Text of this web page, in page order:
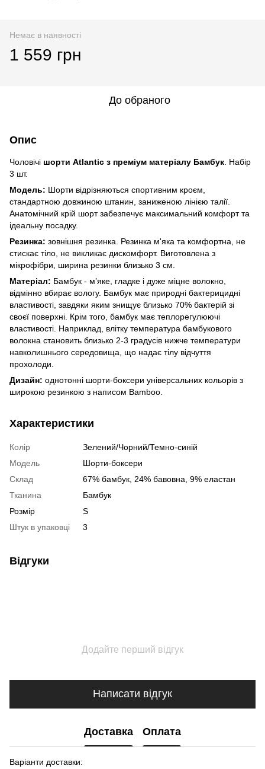
Немає в наявності
1 559 грн
До обраного
Опис
Чоловічі шорти Atlantic з преміум матеріалу Бамбук . Набір
3 шт.
Модель: Шорти відрізняються спортивним кроєм,
стандартною довжиною штанин, заниженою лінією талії.
Анатомічний крій шорт забезпечує максимальний комфорт та
ідеальну посадку.
Резинка: зовнішня резинка. Резинка м'яка та комфортна, не
стискає тіло, не викликає дискомфорт. Виготовлена з
мікрофібри, ширина резинки близько 3 см.
Матеріал: Бамбук - м’яке, гладке і дуже міцне волокно,
відмінно вбирає вологу. Бамбук має природні бактерицидні
властивості, завдяки яким знищує близько 70% бактерій зі
своєї поверхні. Крім того, бамбук має теплорегулюючі
властивості. Наприклад, влітку температура бамбукового
волокна становить близько 2-3 градусів нижче температури
навколишнього середовища, що надає тілу відчуття
прохолоди.
Дизайн: однотонні шорти-боксери універсальних кольорів з
широкою резинкою з написом Bamboo.
Характеристики
Колір
Зелений/Чорний/Темно-синій
Модель
Шорти-боксери
Склад
67% бамбук, 24% бавовна, 9% еластан
Тканина
Бамбук
Розмір
S
Штук в упаковці
3
Відгуки
Додайте перший відгук
Написати відгук
Доставка Оплата
Варіанти доставки: